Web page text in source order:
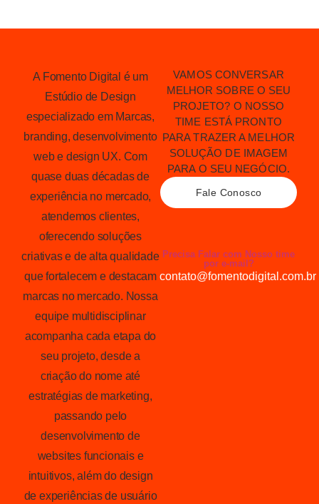
A Fomento Digital é um
Estúdio de Design
especializado em Marcas,
branding, desenvolvimento
web e design UX. Com
quase duas décadas de
experiência no mercado,
atendemos clientes,
oferecendo soluções
criativas e de alta qualidade
que fortalecem e destacam
marcas no mercado. Nossa
equipe multidisciplinar
acompanha cada etapa do
seu projeto, desde a
criação do nome até
estratégias de marketing,
passando pelo
desenvolvimento de
websites funcionais e
intuitivos, além do design
de experiências de usuário
VAMOS CONVERSAR
MELHOR SOBRE O SEU
PROJETO? O NOSSO
TIME ESTÁ PRONTO
PARA TRAZER A MELHOR
SOLUÇÃO DE IMAGEM
PARA O SEU NEGÓCIO.
Fale Conosco
Precisa Falar com Nosso time
por e-mail?
contato@fomentodigital.com.br